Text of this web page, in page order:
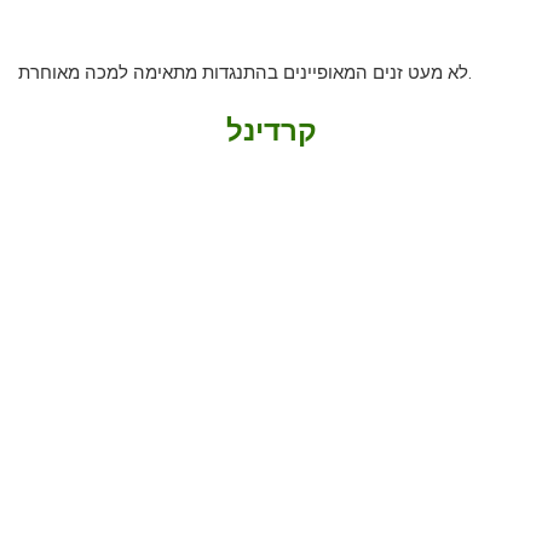
לא מעט זנים המאופיינים בהתנגדות מתאימה למכה מאוחרת.
קרדינל